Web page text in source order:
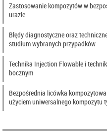
Zastosowanie kompozytów w
urazie
Błędy diagnostyczne oraz
studium wybranych przypadków
Technika Injection Flowable i
bocznym
Bezpośrednia licówka
użyciem uniwersalnego kompozytu